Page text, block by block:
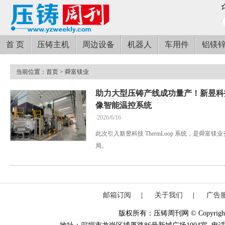
首 页 压铸主机 周边设备 机器人 车用件 铝镁
当前位置： 首页 > 舜富镁业
助力大型压铸产线成功量产！新昱
像智能温控系统
2026/6/16
此次引入新昱科技 ThermLoop 系统，是舜富镁
局。
邮箱订阅 关于我们 广告
版权所有：压铸周刊网 ©